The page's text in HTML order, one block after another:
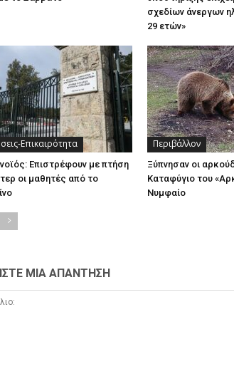
σχεδίων άνεργων
29 ετών»
Επικαιρότητα
Επιστρέφουν με πτήση
οι μαθητές από το
Περιβάλλον
Ξύπνησαν οι
Καταφύγιο του
Νυμφαίο
ΜΙΑ ΑΠΑΝΤΗΣΗ